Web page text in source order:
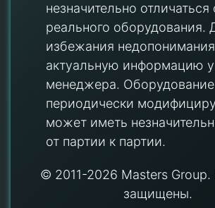
незначительно отличаться
реального оборудования.
избежания
актуальную информацию у
менеджера. Оборудование
периодически
может иметь
от партии к партии.
© 2011-2026 Masters Group.
защищены.